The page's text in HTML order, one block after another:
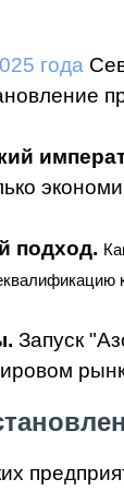
года
подход.
Запуск